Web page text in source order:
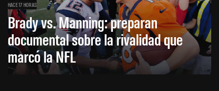
HACE 17 HORAS
Brady vs. Manning: preparan
documental sobre la rivalidad que
marcó la NFL